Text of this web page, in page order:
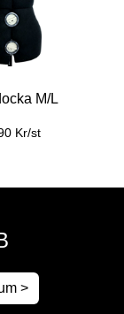
M/L
Kr/st
>